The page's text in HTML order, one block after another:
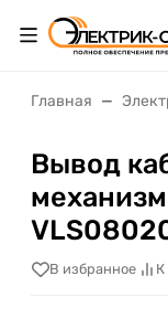
Главная
Вывод
В избранное К